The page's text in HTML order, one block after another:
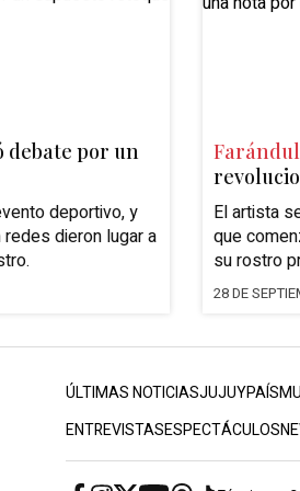
debate por un
deportivo, y
dieron lugar a
El artista
que
su rostro
28 DE
ÚLTIMAS NOTICIASJUJUYPAÍS
ENTREVISTASESPECTÁCULOS